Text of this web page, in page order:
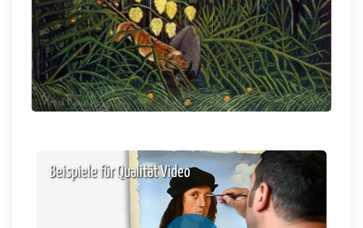
Beispiele für Qualität Video